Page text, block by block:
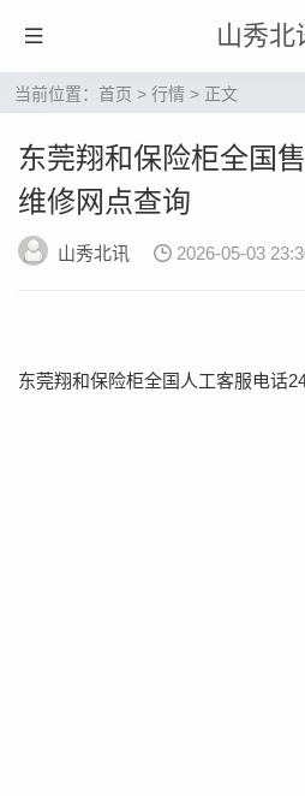
山秀北
当前位置： 首页 > 行情 > 正文
东莞翔和保险柜全国
维修网点查询
山秀北讯 2026-05-03
东莞翔和保险柜全国人工客服电话